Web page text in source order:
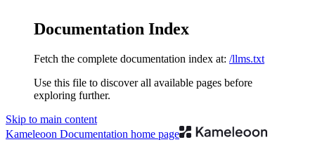
Documentation Index
Fetch the complete documentation index at: /llms.txt
Use this file to discover all available pages before
exploring further.
Skip to main content
Kameleoon Documentation home page